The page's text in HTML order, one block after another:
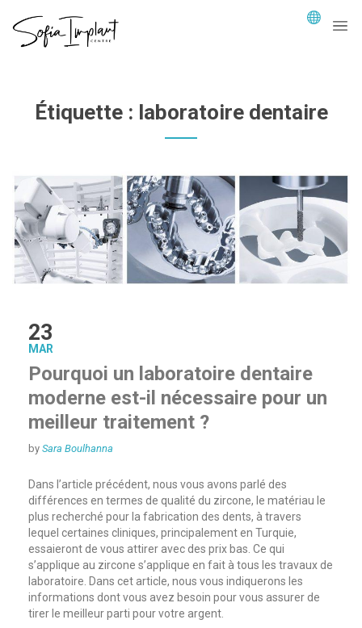
Étiquette : laboratoire dentaire
23
MAR
Pourquoi un laboratoire dentaire
moderne est-il nécessaire pour un
meilleur traitement ?
by Sara Boulhanna
Dans l’article précédent, nous vous avons parlé des
différences en termes de qualité du zircone, le matériau le
plus recherché pour la fabrication des dents, à travers
lequel certaines cliniques, principalement en Turquie,
essaieront de vous attirer avec des prix bas. Ce qui
s’applique au zircone s’applique en fait à tous les travaux de
laboratoire. Dans cet article, nous vous indiquerons les
informations dont vous avez besoin pour vous assurer de
tirer le meilleur parti pour votre argent.